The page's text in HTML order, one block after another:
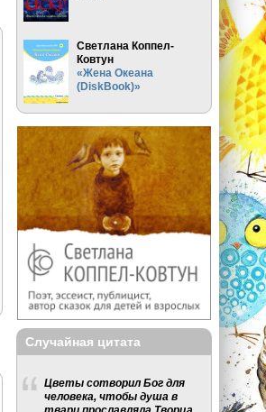
Светлана Коппел-
Ковтун
«Жена Океана
(DiskBook)»
Случайная цитата
Цветы сотворил Бог для
человека, чтобы душа в